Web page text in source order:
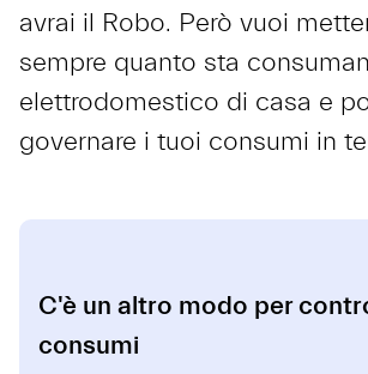
avrai il Robo. Però vuoi
sempre quanto sta
elettrodomestico di casa e
governare i tuoi consumi in
C'è un altro modo per
consumi